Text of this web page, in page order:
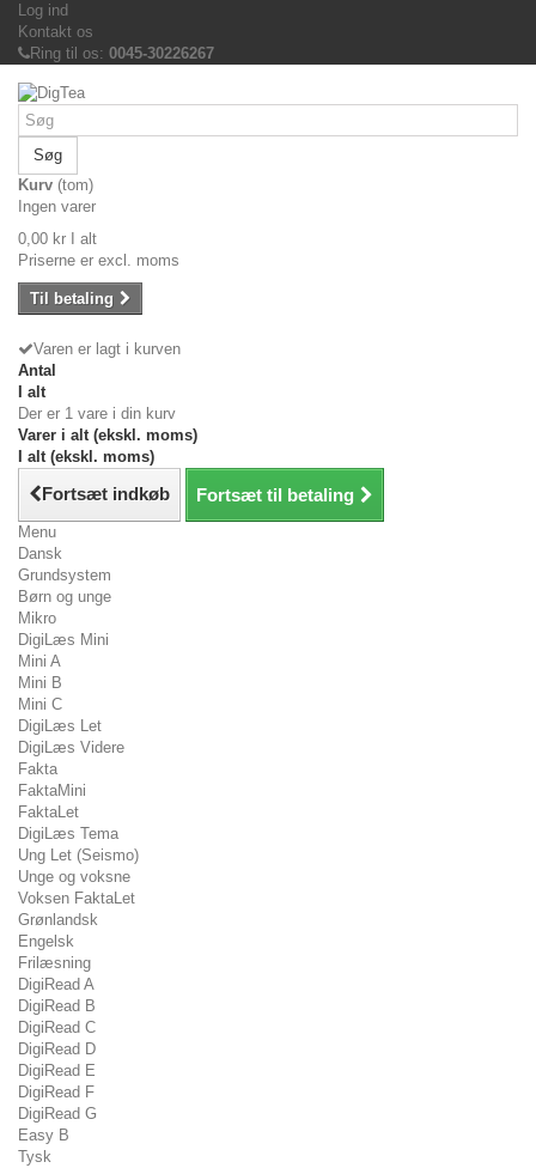
Log ind
Kontakt os
Ring til os: 0045-30226267
Søg
Kurv (tom)
Ingen varer
0,00 kr
I alt
Priserne er excl. moms
Til betaling
Varen er lagt i kurven
Antal
I alt
Der er 1 vare i din kurv
Varer i alt (ekskl. moms)
I alt (ekskl. moms)
Fortsæt indkøb Fortsæt til betaling
Menu
Dansk
Grundsystem
Børn og unge
Mikro
DigiLæs Mini
Mini A
Mini B
Mini C
DigiLæs Let
DigiLæs Videre
Fakta
FaktaMini
FaktaLet
DigiLæs Tema
Ung Let (Seismo)
Unge og voksne
Voksen FaktaLet
Grønlandsk
Engelsk
Frilæsning
DigiRead A
DigiRead B
DigiRead C
DigiRead D
DigiRead E
DigiRead F
DigiRead G
Easy B
Tysk